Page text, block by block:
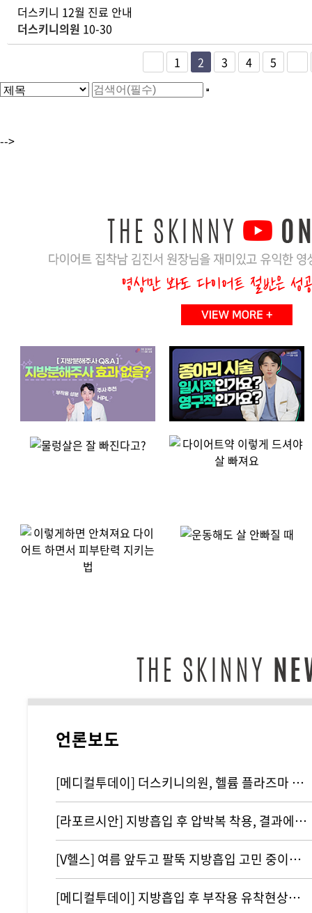
더스키니 12월 진료 안내
더스키니의원 10-30
1
2 3 4 5
-->
언론보도
[메디컬투데이] 더스키니의원, 헬륨 플라즈마 기반 리뉴비온 도입
[라포르시안] 지방흡입 후 압박복 착용, 결과에 영향 주지 않아...통증…
[V헬스] 여름 앞두고 팔뚝 지방흡입 고민 중이라면 '이것' 주의해야
[메디컬투데이] 지방흡입 후 부작용 유착현상인 ‘바이오본드’ 개선하려면?